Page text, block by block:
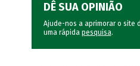
DÊ SUA OPINIÃO
Ajude-nos a aprimorar o site
uma rápida pesquisa.